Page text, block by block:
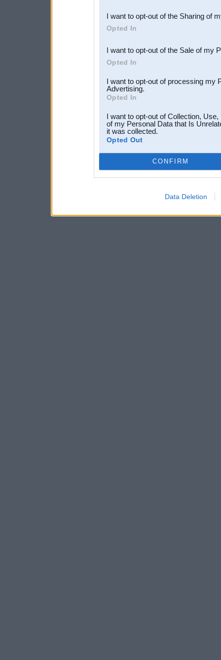
Downstream Participants
third parties.
I want to opt-out of the Sharing of
Opted In
I want to opt-out of the Sale of my
Opted In
I want to opt-out of processing my
Advertising.
Opted In
I want to opt-out of Collection,
of my Personal Data that Is
it was collected.
Opted Out
CONFIRM
Data Deletion